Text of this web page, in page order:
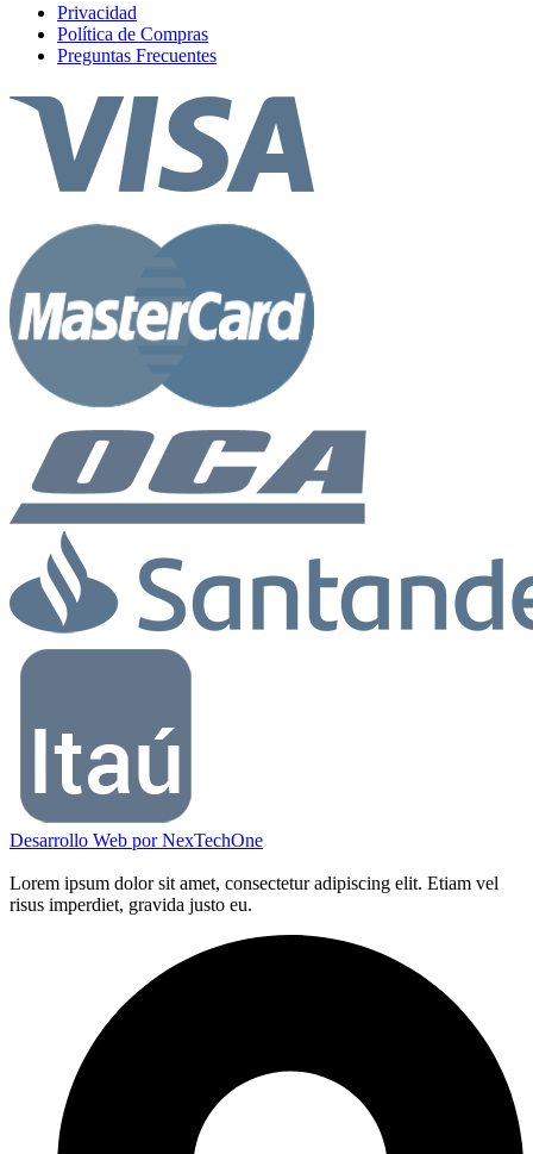
Privacidad
Política de Compras
Preguntas Frecuentes
Desarrollo Web porNexTechOne
Lorem ipsum dolor sit amet, consectetur adipiscing elit. Etiam vel
risus imperdiet, gravida justo eu.